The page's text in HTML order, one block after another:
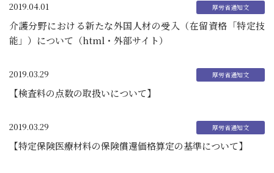
2019.04.01
介護分野における新たな外国人材の受入（在留資格「特定技
能」）について（html・外部サイト）
2019.03.29
【検査料の点数の取扱いについて】
2019.03.29
【特定保険医療材料の保険償還価格算定の基準について】